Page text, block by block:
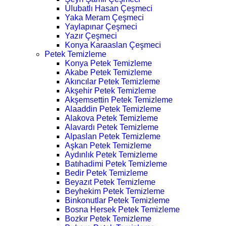
Ulubatlı Hasan Çeşmeci
Yaka Meram Çeşmeci
Yaylapınar Çeşmeci
Yazır Çeşmeci
Konya Karaaslan Çeşmeci
Petek Temizleme
Konya Petek Temizleme
Akabe Petek Temizleme
Akıncılar Petek Temizleme
Akşehir Petek Temizleme
Akşemsettin Petek Temizleme
Alaaddin Petek Temizleme
Alakova Petek Temizleme
Alavardı Petek Temizleme
Alpaslan Petek Temizleme
Aşkan Petek Temizleme
Aydınlık Petek Temizleme
Batıhadimi Petek Temizleme
Bedir Petek Temizleme
Beyazıt Petek Temizleme
Beyhekim Petek Temizleme
Binkonutlar Petek Temizleme
Bosna Hersek Petek Temizleme
Bozkır Petek Temizleme